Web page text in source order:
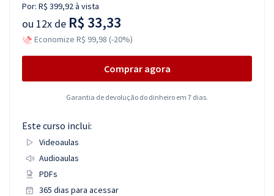
Por: R$ 399,92à vista
ou 12x de R$ 33,33
Economize R$ 99,98 (-20%)
Comprar agora
Garantia de devolução do dinheiro em 7 dias.
Este curso inclui:
Videoaulas
Audioaulas
PDFs
365 dias para acessar